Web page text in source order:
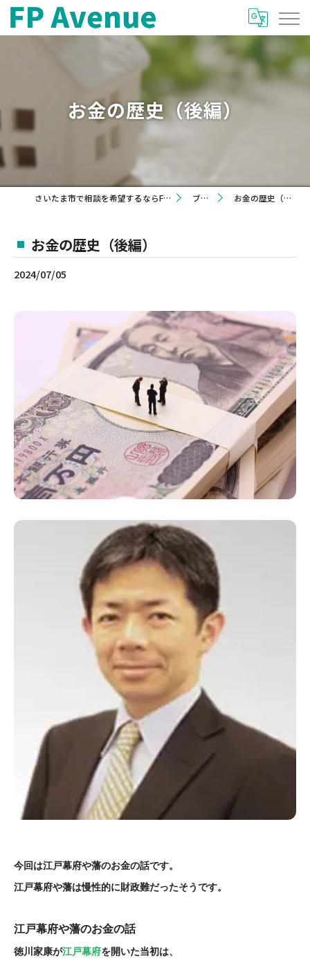
お金の歴史（後編）
さいたま市で相談を希望するならFP Avenue ブログ お金の歴史（後編）
お金の歴史（後編）
2024/07/05
今回は江戸幕府や藩のお金の話です。
江戸幕府や藩は慢性的に財政難だったそうです。
江戸幕府や藩のお金の話
徳川家康が江戸幕府を開いた当初は、